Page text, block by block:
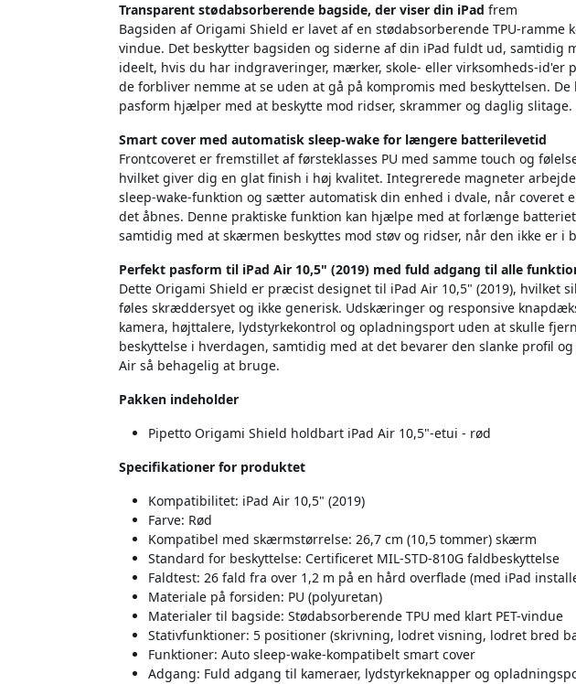
Transparent stødabsorberende bagside, der viser din iPad frem
Bagsiden af Origami Shield er lavet af en stødabsorberende TPU-ramme
vindue. Det beskytter bagsiden og siderne af din iPad fuldt ud, samtidig
ideelt, hvis du har indgraveringer, mærker, skole- eller virksomheds-id'er
de forbliver nemme at se uden at gå på kompromis med beskyttelsen.
pasform hjælper med at beskytte mod ridser, skrammer og daglig slitage.
Smart cover med automatisk sleep-wake for længere batterilevetid
Frontcoveret er fremstillet af førsteklasses PU med samme touch og
hvilket giver dig en glat finish i høj kvalitet. Integrerede magneter
sleep-wake-funktion og sætter automatisk din enhed i dvale, når coveret
det åbnes. Denne praktiske funktion kan hjælpe med at forlænge
samtidig med at skærmen beskyttes mod støv og ridser, når den ikke er i
Perfekt pasform til iPad Air 10,5" (2019) med fuld adgang til alle
Dette Origami Shield er præcist designet til iPad Air 10,5" (2019), hvilket
føles skræddersyet og ikke generisk. Udskæringer og responsive
kamera, højttalere, lydstyrkekontrol og opladningsport uden at skulle
beskyttelse i hverdagen, samtidig med at det bevarer den slanke profil
Air så behagelig at bruge.
Pakken indeholder
Pipetto Origami Shield holdbart iPad Air 10,5"-etui - rød
Specifikationer for produktet
Kompatibilitet: iPad Air 10,5" (2019)
Farve: Rød
Kompatibel med skærmstørrelse: 26,7 cm (10,5 tommer) skærm
Standard for beskyttelse: Certificeret MIL-STD-810G faldbeskyttelse
Faldtest: 26 fald fra over 1,2 m på en hård overflade (med iPad
Materiale på forsiden: PU (polyuretan)
Materialer til bagside: Stødabsorberende TPU med klart PET-vindue
Stativfunktioner: 5 positioner (skrivning, lodret visning, lodret bred
Funktioner: Auto sleep-wake-kompatibelt smart cover
Adgang: Fuld adgang til kameraer, lydstyrkeknapper og